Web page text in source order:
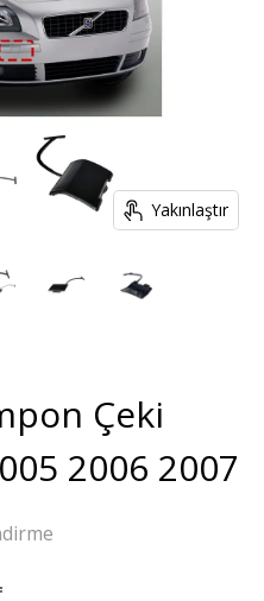
Yakınlaştır
Çeki
2006 2007